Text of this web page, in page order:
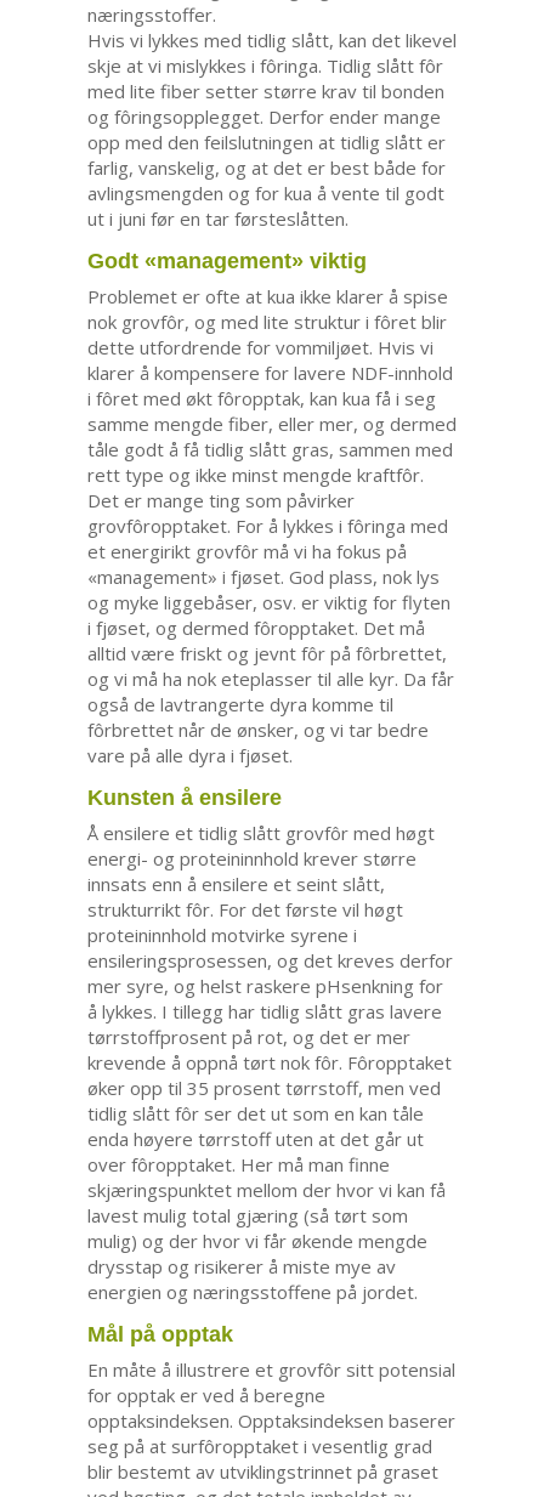
næringsstoffer.
Hvis vi lykkes med tidlig slått, kan det likevel
skje at vi mislykkes i fôringa. Tidlig slått fôr
med lite fiber setter større krav til bonden
og fôringsopplegget. Derfor ender mange
opp med den feilslutningen at tidlig slått er
farlig, vanskelig, og at det er best både for
avlingsmengden og for kua å vente til godt
ut i juni før en tar førsteslåtten.
Godt «management» viktig
Problemet er ofte at kua ikke klarer å spise
nok grovfôr, og med lite struktur i fôret blir
dette utfordrende for vommiljøet. Hvis vi
klarer å kompensere for lavere NDF-innhold
i fôret med økt fôropptak, kan kua få i seg
samme mengde fiber, eller mer, og dermed
tåle godt å få tidlig slått gras, sammen med
rett type og ikke minst mengde kraftfôr.
Det er mange ting som påvirker
grovfôropptaket. For å lykkes i fôringa med
et energirikt grovfôr må vi ha fokus på
«management» i fjøset. God plass, nok lys
og myke liggebåser, osv. er viktig for flyten
i fjøset, og dermed fôropptaket. Det må
alltid være friskt og jevnt fôr på fôrbrettet,
og vi må ha nok eteplasser til alle kyr. Da får
også de lavtrangerte dyra komme til
fôrbrettet når de ønsker, og vi tar bedre
vare på alle dyra i fjøset.
Kunsten å ensilere
Å ensilere et tidlig slått grovfôr med høgt
energi- og proteininnhold krever større
innsats enn å ensilere et seint slått,
strukturrikt fôr. For det første vil høgt
proteininnhold motvirke syrene i
ensileringsprosessen, og det kreves derfor
mer syre, og helst raskere pHsenkning for
å lykkes. I tillegg har tidlig slått gras lavere
tørrstoffprosent på rot, og det er mer
krevende å oppnå tørt nok fôr. Fôropptaket
øker opp til 35 prosent tørrstoff, men ved
tidlig slått fôr ser det ut som en kan tåle
enda høyere tørrstoff uten at det går ut
over fôropptaket. Her må man finne
skjæringspunktet mellom der hvor vi kan få
lavest mulig total gjæring (så tørt som
mulig) og der hvor vi får økende mengde
drysstap og risikerer å miste mye av
energien og næringsstoffene på jordet.
Mål på opptak
En måte å illustrere et grovfôr sitt potensial
for opptak er ved å beregne
opptaksindeksen. Opptaksindeksen baserer
seg på at surfôropptaket i vesentlig grad
blir bestemt av utviklingstrinnet på graset